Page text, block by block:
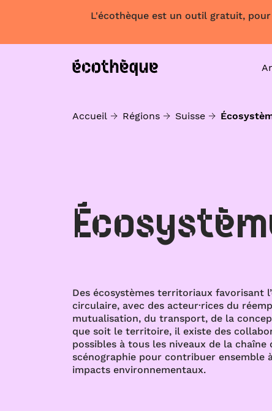
L'écothèque est un outil gratuit,
Accueil Régions Suisse
Des écosystèmes territoriaux favorisant
circulaire, avec des acteur·rices du
mutualisation, du transport, de la
que soit le territoire, il existe des
possibles à tous les niveaux de la chaîne
scénographie pour contribuer ensemble
impacts environnementaux.